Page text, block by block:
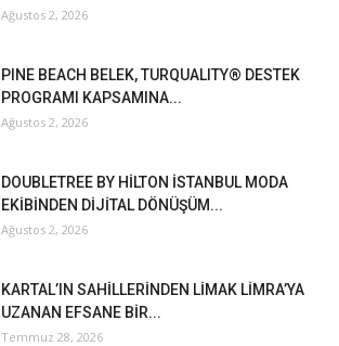
Ağustos 2, 2026
PINE BEACH BELEK, TURQUALITY® DESTEK
PROGRAMI KAPSAMINA...
Ağustos 2, 2026
DOUBLETREE BY HİLTON İSTANBUL MODA
EKİBİNDEN DİJİTAL DÖNÜŞÜM...
Ağustos 2, 2026
KARTAL’IN SAHİLLERİNDEN LİMAK LİMRA’YA
UZANAN EFSANE BİR...
Temmuz 28, 2026